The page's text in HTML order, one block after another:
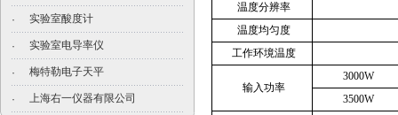
· 实验室酸度计
· 实验室电导率仪
· 梅特勒电子天平
· 上海右一仪器有限公司
温度分辨率
温度均匀度
工作环境温度
输入功率
3000W
3500W